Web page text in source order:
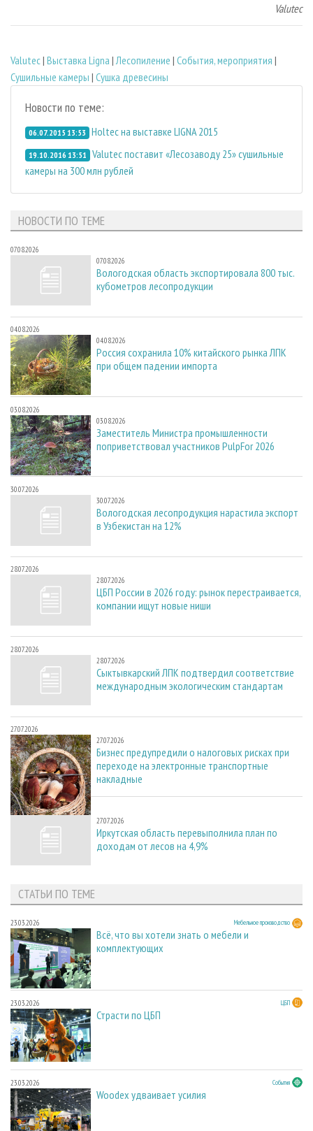
Valutec
Valutec| Выставка Ligna |Лесопиление | События, мероприятия |
Сушильные камеры | Сушка древесины
Новости по теме:
06.07.2015 13:53 Holtec на выставке LIGNA 2015
19.10.2016 13:51 Valutec поставит «Лесозаводу 25» сушильные
камеры на 300 млн рублей
НОВОСТИ ПО ТЕМЕ
07.08.2026
07.08.2026
Вологодская область экспортировала 800 тыс.
кубометров лесопродукции
04.08.2026
04.08.2026
Россия сохранила 10% китайского рынка ЛПК
при общем падении импорта
03.08.2026
03.08.2026
Заместитель Министра промышленности
поприветствовал участников PulpFor 2026
30.07.2026
30.07.2026
Вологодская лесопродукция нарастила экспорт
в Узбекистан на 12%
28.07.2026
28.07.2026
ЦБП России в 2026 году: рынок перестраивается,
компании ищут новые ниши
28.07.2026
28.07.2026
Сыктывкарский ЛПК подтвердил соответствие
международным экологическим стандартам
27.07.2026
27.07.2026
Бизнес предупредили о налоговых рисках при
переходе на электронные транспортные
накладные
27.07.2026
27.07.2026
Иркутская область перевыполнила план по
доходам от лесов на 4,9%
СТАТЬИ ПО ТЕМЕ
23.03.2026 Мебельное производство
Всё, что вы хотели знать о мебели и
комплектующих
23.03.2026 ЦБП
Страсти по ЦБП
23.03.2026 События
Woodex удваивает усилия